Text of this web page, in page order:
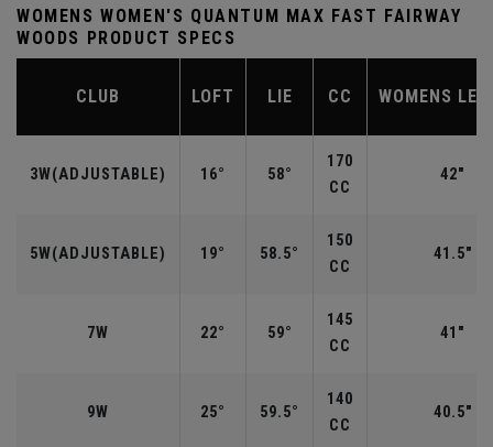
WOMENS WOMEN'S QUANTUM MAX FAST FAIRWAY
WOODS PRODUCT SPECS
CLUB LOFT LIE CC WOMENS
3W(ADJUSTABLE) 16° 58°
170
CC
42"
5W(ADJUSTABLE) 19° 58.5°
150
CC
41.5"
7W 22° 59°
145
CC
41"
9W 25° 59.5°
140
CC
40.5"